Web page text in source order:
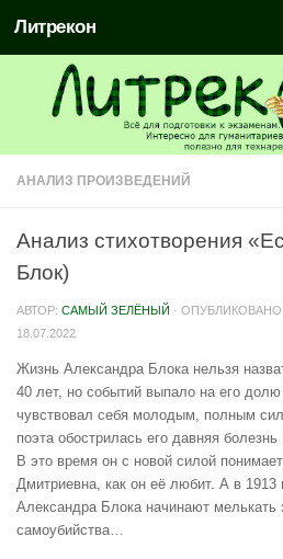
Литрекон
АНАЛИЗ ПРОИЗВЕДЕНИЙ
Анализ стихотворения
Блок)
АВТОР: САМЫЙ ЗЕЛЁНЫЙ · ОПУБЛИКОВАНО
18.07.2022
Жизнь Александра Блока нельзя
40 лет, но событий выпало на его
чувствовал себя молодым, полным
поэта обострилась его давняя
В это время он с новой силой
Дмитриевна, как он её любит. А в 1913
Александра Блока начинают мелькать
самоубийства…